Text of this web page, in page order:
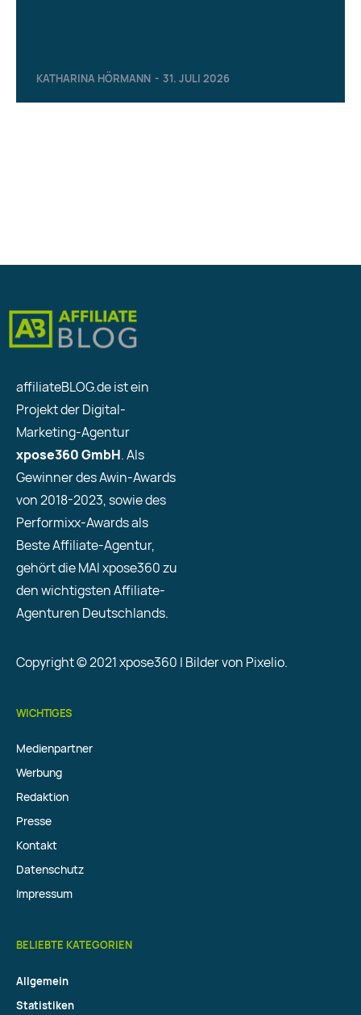
KATHARINA HÖRMANN - 31. JULI 2026
affiliateBLOG.de ist ein
Projekt der Digital-
Marketing-Agentur
xpose360 GmbH. Als
Gewinner des Awin-Awards
von 2018-2023, sowie des
Performixx-Awards als
Beste Affiliate-Agentur,
gehört die MAI xpose360 zu
den wichtigsten Affiliate-
Agenturen Deutschlands.
Copyright © 2021 xpose360 | Bilder von Pixelio.
WICHTIGES
Medienpartner
Werbung
Redaktion
Presse
Kontakt
Datenschutz
Impressum
BELIEBTE KATEGORIEN
Allgemein
Statistiken